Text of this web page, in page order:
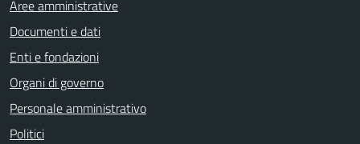
Aree amministrative
Documenti e dati
Enti e fondazioni
Organi di governo
Personale amministrativo
Politici